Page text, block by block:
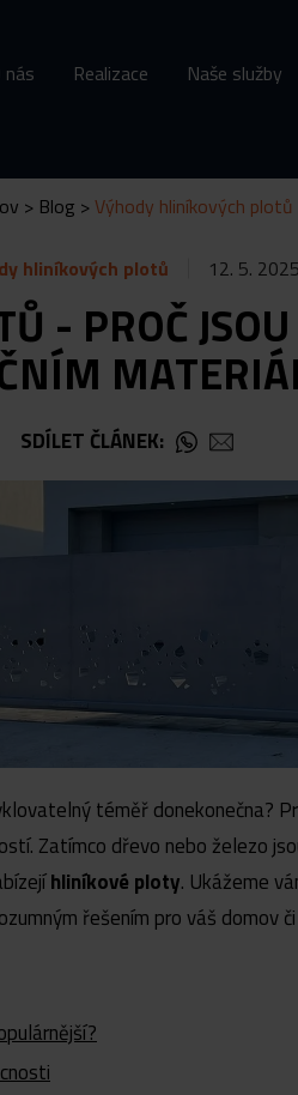
nás Realizace Naše služby
> Blog >Výhody hliníkových plotů
hliníkových plotů 12. 5. 2025
- PROČ
SDÍLET ČLÁNEK:
téměř donekonečna?
Zatímco dřevo nebo železo
hliníkové ploty. Ukážeme
řešením pro váš domov